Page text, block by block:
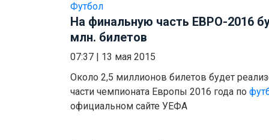
Футбол
На финальную часть ЕВРО-2016
млн. билетов
07:37
13 мая 2015
Около 2,5 миллионов билетов будет
части чемпионата Европы 2016 года по
официальном сайте УЕФА